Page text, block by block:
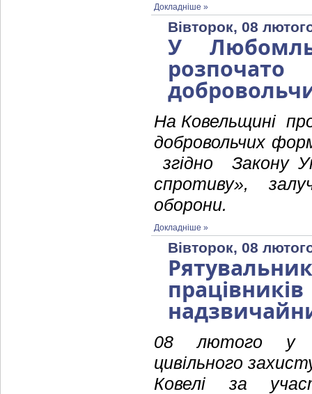
Докладніше »
Вівторок, 08
У
На Ковельщині
добровольчих
згідно Закону
спротиву»,
оборони.
Докладніше »
Вівторок, 08
08 лютого у
цивільного
Ковелі за